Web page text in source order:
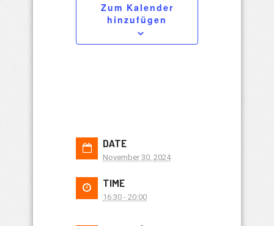
Zum Kalender
hinzufügen
DATE
November 30, 2024
TIME
16:30 - 20:00